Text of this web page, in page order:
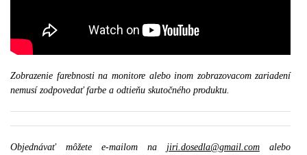
Zobrazenie farebnosti na monitore alebo inom zobrazovacom zariadení
nemusí zodpovedať farbe a odtieňu skutočného produktu.
Objednávať môžete e-mailom na jiri.dosedla@gmail.comalebo